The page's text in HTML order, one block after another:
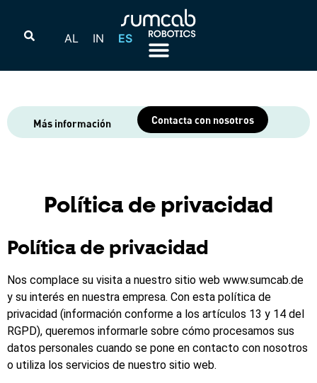
AL IN ES
Más información Contacta con nosotros
Política de privacidad
Política de privacidad
Nos complace su visita a nuestro sitio web www.sumcab.de
y su interés en nuestra empresa. Con esta política de
privacidad (información conforme a los artículos 13 y 14 del
RGPD), queremos informarle sobre cómo procesamos sus
datos personales cuando se pone en contacto con nosotros
o utiliza los servicios de nuestro sitio web.